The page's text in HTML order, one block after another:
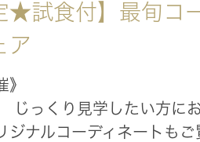
★試食付】最旬コ
ア
》
っくり見学したい方に
ナルコーディネートもご